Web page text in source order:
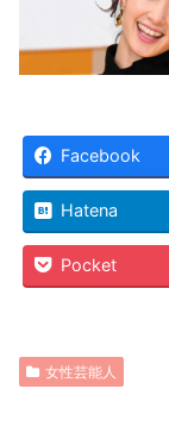
Facebook
Hatena
Pocket
女性芸能人